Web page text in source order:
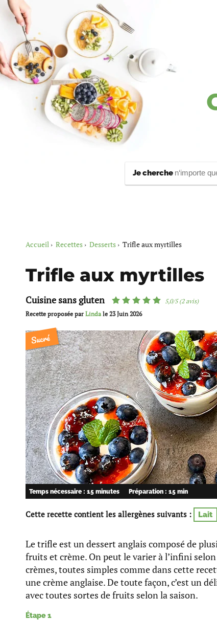
Je cherche
Accueil Recettes Desserts Trifle aux myrtilles
Trifle aux myrtilles
Cuisine sans gluten
5,0/5 (2 avis)
Recette proposée par Lindale 23 Juin 2026
Sucré
Temps nécessaire : 15 minutes Préparation : 15 min
Cette recette contient les allergènes suivants : Lait
Le trifle est un dessert anglais composé de
fruits et crème. On peut le varier à l’infini
crèmes, toutes simples comme dans cette
une crème anglaise. De toute façon, c’est un
avec toutes sortes de fruits selon la saison.
Étape 1